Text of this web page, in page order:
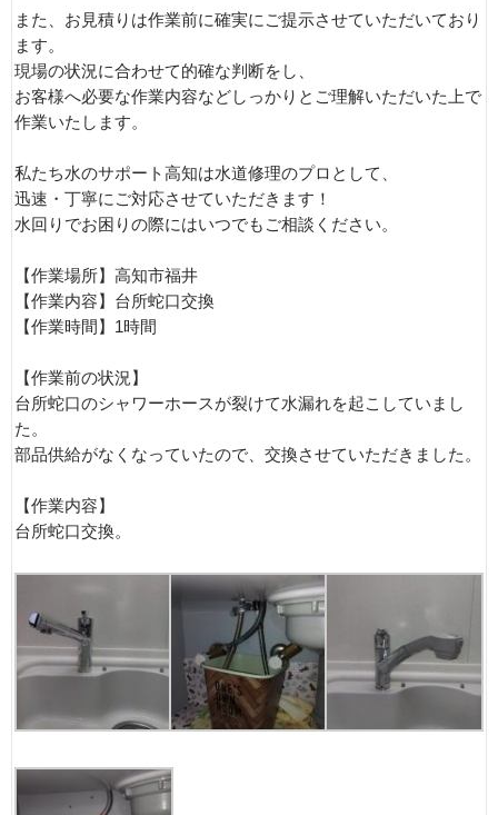
また、お見積りは作業前に確実にご提示させていただいており
ます。
現場の状況に合わせて的確な判断をし、
お客様へ必要な作業内容などしっかりとご理解いただいた上で
作業いたします。
私たち水のサポート高知は水道修理のプロとして、
迅速・丁寧にご対応させていただきます！
水回りでお困りの際にはいつでもご相談ください。
【作業場所】高知市福井
【作業内容】台所蛇口交換
【作業時間】1時間
【作業前の状況】
台所蛇口のシャワーホースが裂けて水漏れを起こしていまし
た。
部品供給がなくなっていたので、交換させていただきました。
【作業内容】
台所蛇口交換。